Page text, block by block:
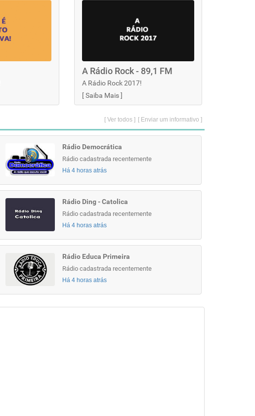
A Rádio Rock - 89,1 FM
A Rádio Rock 2017!
[Saiba Mais]
[ Enviar um informativo ]
[ Ver todos ]
Rádio Democrática
Rádio cadastrada recentemente
Há 4 horas atrás
Rádio Ding - Catolica
Rádio cadastrada recentemente
Há 4 horas atrás
Rádio Educa Primeira
Rádio cadastrada recentemente
Há 4 horas atrás